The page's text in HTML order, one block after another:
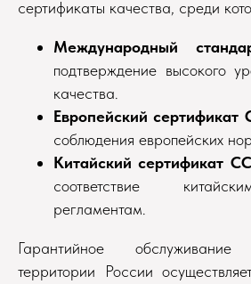
сертификаты качества, среди
Международный
подтверждение высокого
качества.
Европейский сертификат
соблюдения европейских
Китайский сертификат
соответствие
регламентам.
Гарантийное
территории России